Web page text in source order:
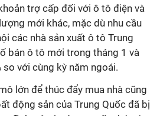
trợ cấp đối với ô tô điện và
mới khác, mặc dù nhu cầu
các nhà sản xuất ô tô Trung
bán ô tô mới trong tháng 1 và
với cùng kỳ năm ngoái.
lớn để thúc đẩy mua nhà cũng
động sản của Trung Quốc đã bị